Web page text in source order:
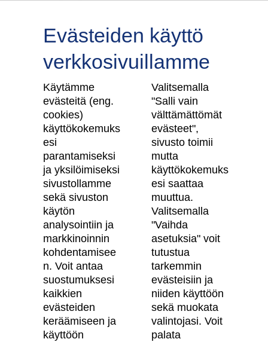
Tilaa uutiskirje
Skanska Kodit
Artikkelit
Digitaalinen asuntokauppa
Asiakkaiden kokemuksia meistä
Vastuullisuus
Tietosuojaseloste
Käyttöehdot
Evästeasetukset
Saavutettavuusseloste
Evästeiden käyttö
verkkosivuillamme
Käytämme
evästeitä (eng.
cookies)
käyttökokemuks
esi
parantamiseksi
ja yksilöimiseksi
sivustollamme
sekä sivuston
käytön
analysointiin ja
markkinoinnin
kohdentamisee
n. Voit antaa
suostumuksesi
kaikkien
evästeiden
keräämiseen ja
käyttöön
Valitsemalla
"Salli vain
välttämättömät
evästeet",
sivusto toimii
mutta
käyttökokemuks
esi saattaa
muuttua.
Valitsemalla
"Vaihda
asetuksia" voit
tutustua
tarkemmin
evästeisiin ja
niiden käyttöön
sekä muokata
valintojasi. Voit
palata